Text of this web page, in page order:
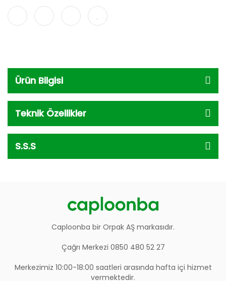
Ürün Bilgisi
Teknik Özellikler
S.S.S
Caploonba bir Orpak AŞ markasıdır.
Çağrı Merkezi 0850 480 52 27
Merkezimiz 10:00-18:00 saatleri arasında hafta içi hizmet
vermektedir.